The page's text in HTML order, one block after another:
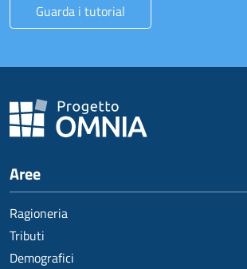
Guarda i tutorial
Aree
Ragioneria
Tributi
Demografici